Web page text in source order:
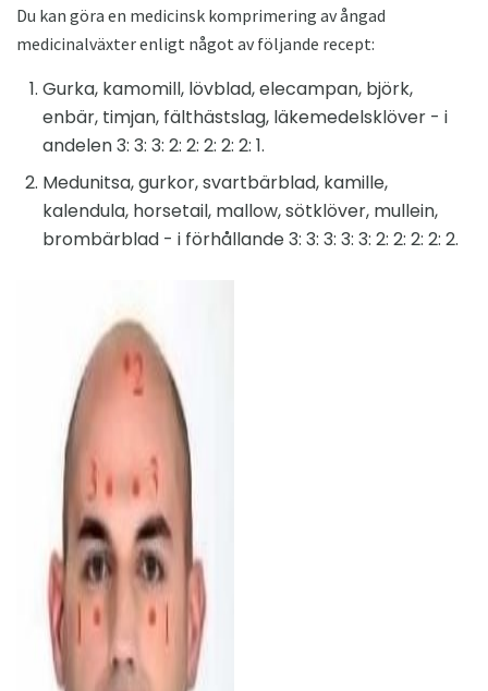
Du kan göra en medicinsk komprimering av ångad
medicinalväxter enligt något av följande recept:
Gurka, kamomill, lövblad, elecampan, björk,
enbär, timjan, fälthästslag, läkemedelsklöver - i
andelen 3: 3: 3: 2: 2: 2: 2: 2: 1.
Medunitsa, gurkor, svartbärblad, kamille,
kalendula, horsetail, mallow, sötklöver, mullein,
brombärblad - i förhållande 3: 3: 3: 3: 3: 2: 2: 2: 2: 2.
ad